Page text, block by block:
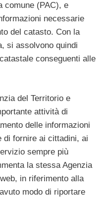
comune (PAC), e
necessarie
del catasto. Con la
si assolvono quindi
conseguenti alle
del Territorio e
attività di
delle informazioni
di fornire ai cittadini, ai
sempre più
la stessa Agenzia
in riferimento alla
modo di riportare